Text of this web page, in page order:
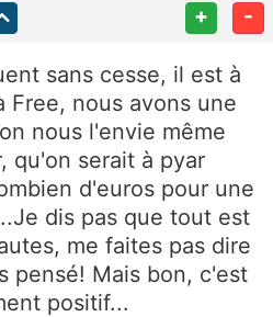
+ -
sans cesse, il est à
Free, nous avons une
nous l'envie même
qu'on serait à pyar
d'euros pour une
dis pas que tout est
me faites pas dire
pensé! Mais bon, c'est
positif...